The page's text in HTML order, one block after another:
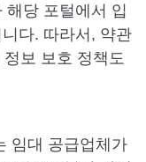
당 포털에서 입
다. 따라서, 약관
보 보호 정책도
임대 공급업체가